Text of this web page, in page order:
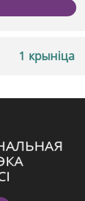
1 крыніца